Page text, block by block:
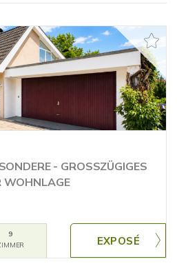
- GROSSZÜGIGES
WOHNLAGE
9